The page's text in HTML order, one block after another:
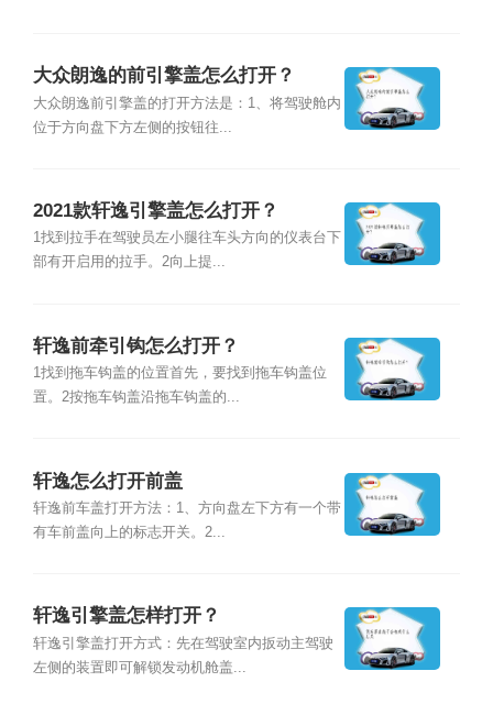
大众朗逸的前引擎盖怎么打开？
大众朗逸前引擎盖的打开方法是：1、将驾驶舱内
位于方向盘下方左侧的按钮往...
2021款轩逸引擎盖怎么打开？
1找到拉手在驾驶员左小腿往车头方向的仪表台下
部有开启用的拉手。2向上提...
轩逸前牵引钩怎么打开？
1找到拖车钩盖的位置首先，要找到拖车钩盖位
置。2按拖车钩盖沿拖车钩盖的...
轩逸怎么打开前盖
轩逸前车盖打开方法：1、方向盘左下方有一个带
有车前盖向上的标志开关。2...
轩逸引擎盖怎样打开？
轩逸引擎盖打开方式：先在驾驶室内扳动主驾驶
左侧的装置即可解锁发动机舱盖...